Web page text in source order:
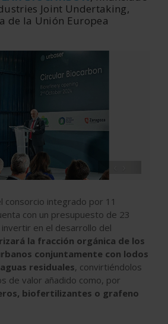
Joint Undertaking,
de la Unión Europea
consorcio integrado por 11
con un presupuesto de 23
en el desarrollo del
la fracción orgánica de los
conjuntamente con lodos
residuales, convirtiéndolos
de valor añadido como, por
biofertilizantes o grafeno